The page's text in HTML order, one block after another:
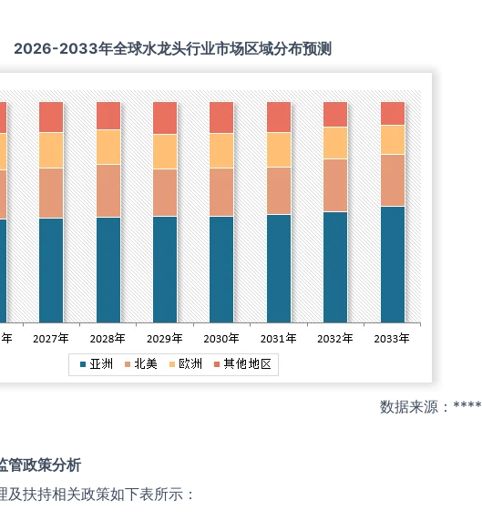
2026-2033年全球水龙头行业市场区域分布预测
数据来源：****
管政策分析
及扶持相关政策如下表所示：